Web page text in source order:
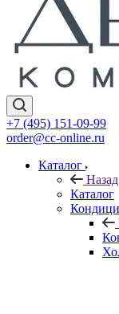
+7 (495) 151-09-99
order@cc-online.ru
Каталог
Назад
Каталог